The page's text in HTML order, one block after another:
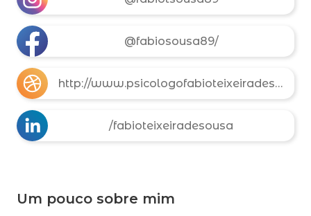
@fabiosousa89/
http://www.psicologofabioteixeiradesousa.com
/fabioteixeiradesousa
Um pouco sobre mim